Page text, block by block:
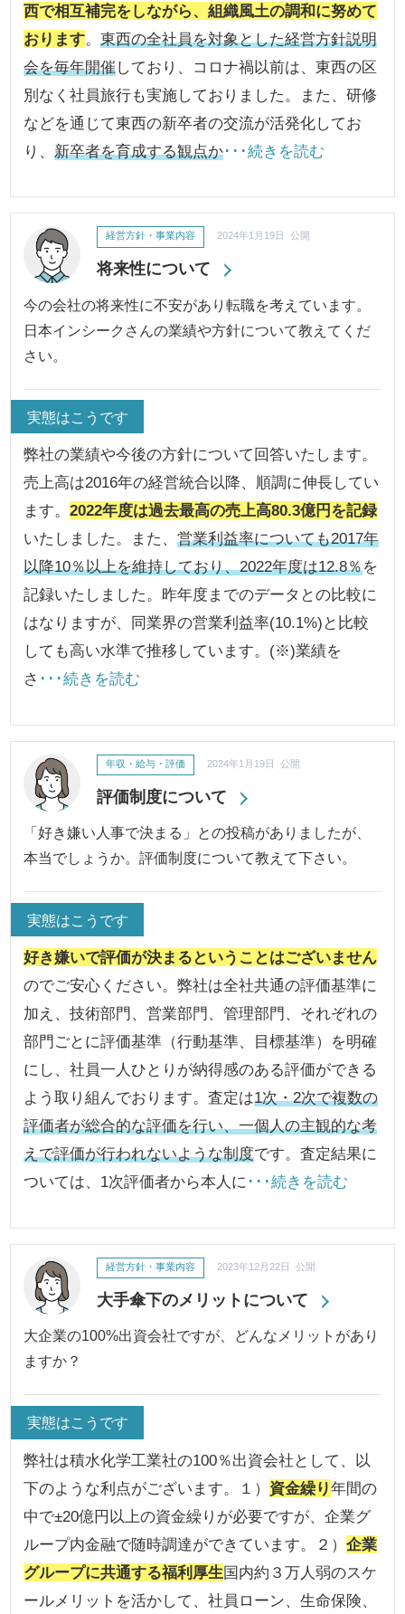
西で相互補完をしながら、組織風土の調和に努めて
おります。東西の全社員を対象とした経営方針説明
会を毎年開催しており、コロナ禍以前は、東西の区
別なく社員旅行も実施しておりました。また、研修
などを通じて東西の新卒者の交流が活発化してお
り、新卒者を育成する観点か･･･続きを読む
将来性について
経営方針・事業内容 2024年1月19日 公開
今の会社の将来性に不安があり転職を考えています。
日本インシークさんの業績や方針について教えてくだ
さい。
実態はこうです
弊社の業績や今後の方針について回答いたします。
売上高は2016年の経営統合以降、順調に伸長してい
ます。2022年度は過去最高の売上高80.3億円を記録
いたしました。また、営業利益率についても2017年
以降10％以上を維持しており、2022年度は12.8％を
記録いたしました。昨年度までのデータとの比較に
はなりますが、同業界の営業利益率(10.1%)と比較
しても高い水準で推移しています。(※)業績を
さ ･･･続きを読む
評価制度について
年収・給与・評価 2024年1月19日 公開
「好き嫌い人事で決まる」との投稿がありましたが、
本当でしょうか。評価制度について教えて下さい。
実態はこうです
好き嫌いで評価が決まるということはございません
のでご安心ください。弊社は全社共通の評価基準に
加え、技術部門、営業部門、管理部門、それぞれの
部門ごとに評価基準（行動基準、目標基準）を明確
にし、社員一人ひとりが納得感のある評価ができる
よう取り組んでおります。査定は1次・2次で複数の
評価者が総合的な評価を行い、一個人の主観的な考
えで評価が行われないような制度です。査定結果に
ついては、1次評価者から本人に ･･･続きを読む
大手傘下のメリットについて
経営方針・事業内容 2023年12月22日 公開
大企業の100%出資会社ですが、どんなメリットがあり
ますか？
実態はこうです
弊社は積水化学工業社の100％出資会社として、以
下のような利点がございます。１） 資金繰り年間の
中で±20億円以上の資金繰りが必要ですが、企業グ
ループ内金融で随時調達ができています。２）企業
グループに共通する福利厚生国内約３万人弱のスケ
ールメリットを活かして、社員ローン、生命保険、